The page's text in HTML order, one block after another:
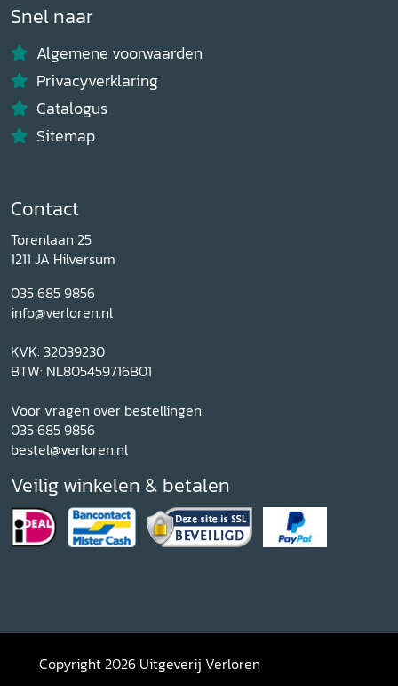
Snel naar
Algemene voorwaarden
Privacyverklaring
Catalogus
Sitemap
Contact
Torenlaan 25
1211 JA Hilversum
035 685 9856
info@verloren.nl
KVK: 32039230
BTW: NL805459716B01
Voor vragen over bestellingen:
035 685 9856
bestel@verloren.nl
Veilig winkelen & betalen
Copyright 2026 Uitgeverij Verloren